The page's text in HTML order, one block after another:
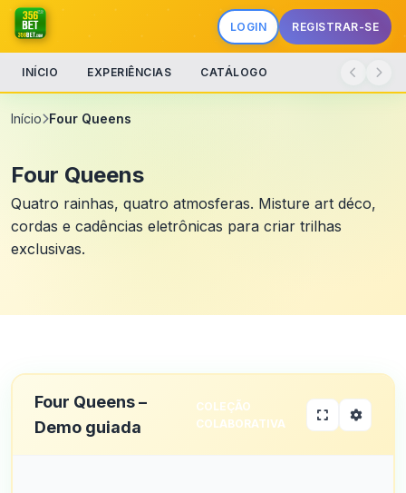
LOGIN REGISTRAR-SE
INÍCIO EXPERIÊNCIAS CATÁLOGO
Início Four Queens
Four Queens
Quatro rainhas, quatro atmosferas. Misture art déco,
cordas e cadências eletrônicas para criar trilhas
exclusivas.
Four Queens –
Demo guiada
COLEÇÃO
COLABORATIVA